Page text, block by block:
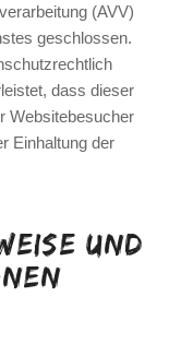
(AVV)
geschlossen.
dass dieser
Websitebesucher
Einhaltung der
und